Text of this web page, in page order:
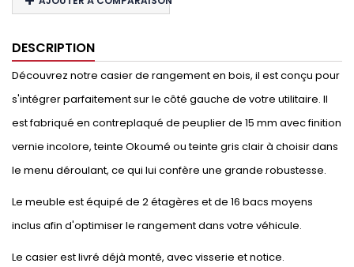
DESCRIPTION
Découvrez notre casier de rangement en bois, il est conçu pour
s'intégrer parfaitement sur le côté gauche de votre utilitaire. Il
est fabriqué en contreplaqué de peuplier de 15 mm avec finition
vernie incolore, teinte Okoumé ou teinte gris clair à choisir dans
le menu déroulant, ce qui lui confère une grande robustesse.
Le meuble est équipé de 2 étagères et de 16 bacs moyens
inclus afin d'optimiser le rangement dans votre véhicule.
Le casier est livré déjà monté, avec visserie et notice.